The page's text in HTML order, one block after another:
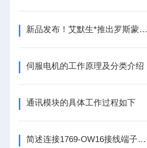
新品发布！艾默生*推出罗斯蒙特925FGD固定式气体检测器
伺服电机的工作原理及分类介绍
通讯模块的具体工作过程如下
简述连接1769-OW16接线端子所需要注意的事项